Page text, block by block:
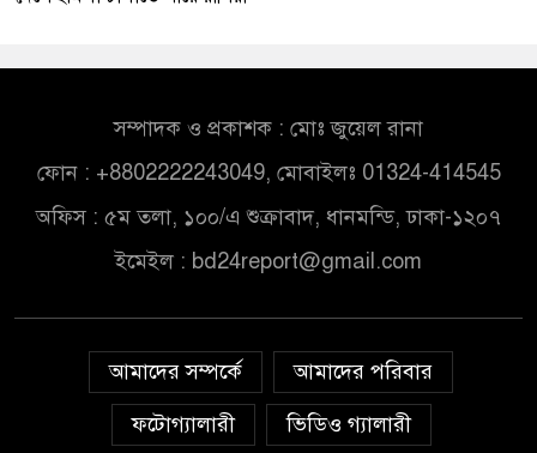
সম্পাদক ও প্রকাশক : মোঃ জুয়েল রানা
ফোন : +8802222243049, মোবাইলঃ 01324-414545
অফিস : ৫ম তলা, ১০০/এ শুক্রাবাদ, ধানমন্ডি, ঢাকা-১২০৭
ইমেইল : bd24report@gmail.com
আমাদের সম্পর্কে
আমাদের পরিবার
ফটোগ্যালারী
ভিডিও গ্যালারী